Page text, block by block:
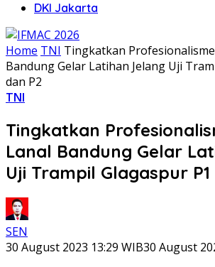
DKI Jakarta
Home TNI Tingkatkan
Bandung Gelar Latihan Jelang Uji
dan P2
TNI
Tingkatkan
Lanal Bandung Gelar
Uji Trampil Glagaspur P1
SEN
30 August 2023 13:29 WIB30 August